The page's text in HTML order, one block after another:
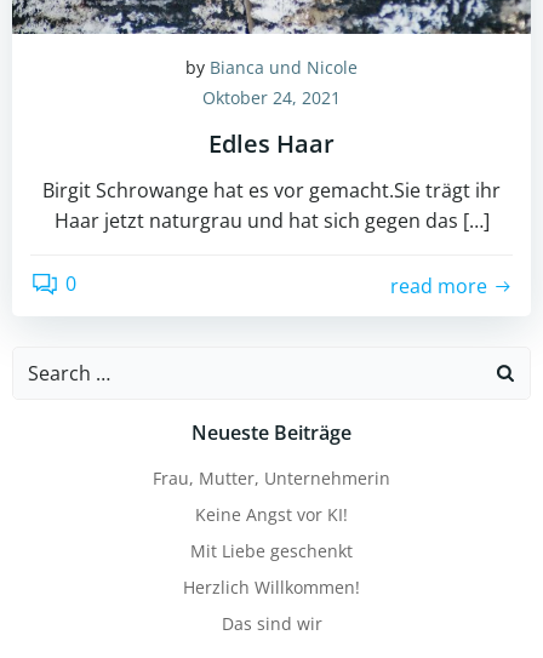
by Bianca und Nicole
Oktober 24, 2021
Edles Haar
Birgit Schrowange hat es vor gemacht.Sie trägt ihr
Haar jetzt naturgrau und hat sich gegen das […]
0 read more
Search
Neueste Beiträge
Frau, Mutter, Unternehmerin
Keine Angst vor KI!
Mit Liebe geschenkt
Herzlich Willkommen!
Das sind wir